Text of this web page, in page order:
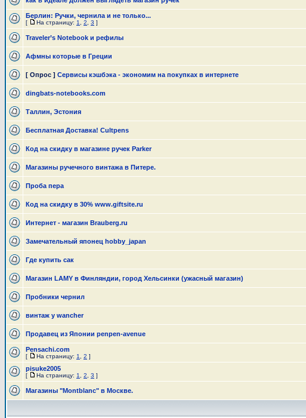
Берлин: Ручки, чернила и не только...
[ На страницу: 1 2 3 ]
Traveler’s Notebook и рефилы
Афмны которые в Греции
[ Опрос ] Сервисы кэшбэка - экономим на покупках в интернете
dingbats-notebooks.com
Таллин, Эстония
Бесплатная Доставка! Сultpens
Код на скидку в магазине ручек Parker
Магазины ручечного винтажа в Питере.
Проба пера
Код на скидку в 30% www.giftsite.ru
Интернет - магазин Brauberg.ru
Замечательный японец hobby_japan
Где купить сак
Магазин LAMY в Финляндии, город Хельсинки (ужасный магазин)
Пробники чернил
винтаж у wancher
Продавец из Японии penpen-avenue
Pensachi.com
[ На страницу: 1 2 ]
pisuke2005
[ На страницу: 1 2 3 ]
Магазины "Montblanc" в Москве.